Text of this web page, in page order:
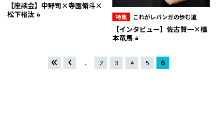
【座談会】中野司×寺園脩斗×
松下裕汰
特集 これがレバンガの歩む道
【インタビュー】佐古賢一×橋
本竜馬
«« ... 2 3 4 5 6